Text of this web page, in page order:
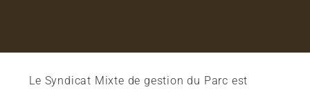
Le Syndicat Mixte de gestion du Parc est